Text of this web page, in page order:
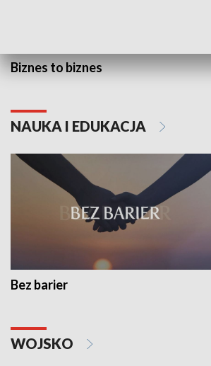
Biznes to biznes
NAUKA I EDUKACJA
Bez barier
WOJSKO